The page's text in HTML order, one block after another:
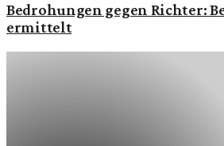
Bedrohungen gegen Richter:
ermittelt